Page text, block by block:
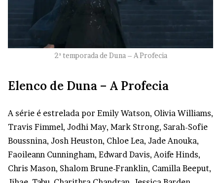
2ª temporada de Duna – A Profecia
Elenco de Duna – A Profecia
A série é estrelada por Emily Watson, Olivia Williams,
Travis Fimmel, Jodhi May, Mark Strong, Sarah-Sofie
Boussnina, Josh Heuston, Chloe Lea, Jade Anouka,
Faoileann Cunningham, Edward Davis, Aoife Hinds,
Chris Mason, Shalom Brune-Franklin, Camilla Beeput,